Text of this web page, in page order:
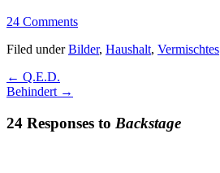
24 Comments
Filed underBilder, Haushalt, Vermischtes
← Q.E.D.
Behindert →
24 Responses to Backstage